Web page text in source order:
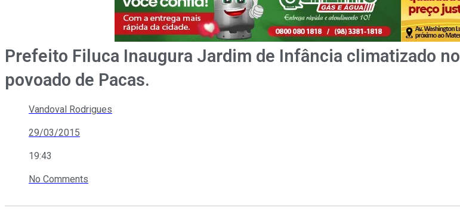
Prefeito Filuca Inaugura Jardim de Infância climatizado no
povoado de Pacas.
Vandoval Rodrigues
29/03/2015
19:43
No Comments